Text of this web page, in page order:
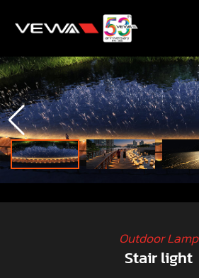
Outdoor Lamp
Stair light